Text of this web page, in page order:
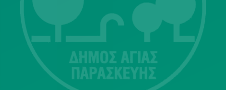
Αγία Παρασκευή
213 2004500
dimos@agiaparaskevi.gr